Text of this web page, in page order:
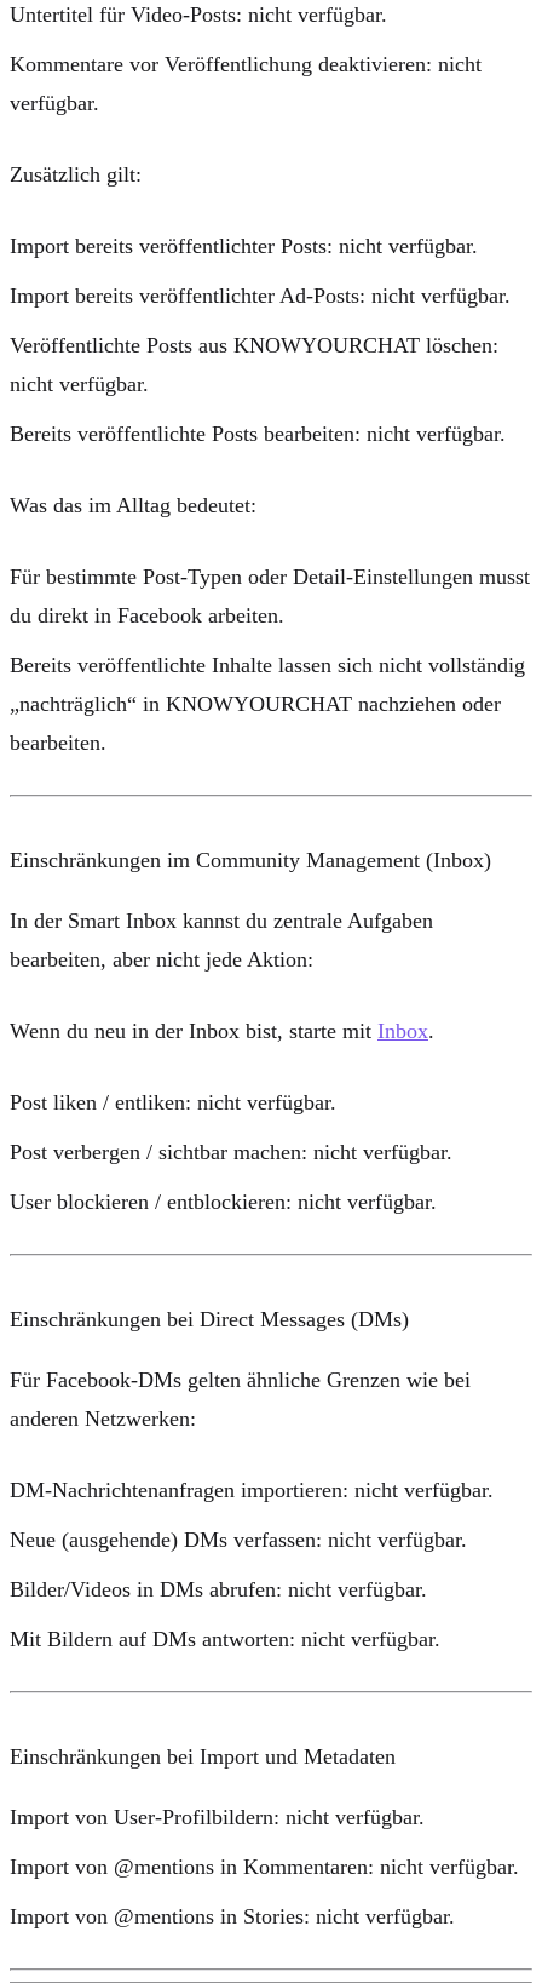
Untertitel für Video-Posts: nicht verfügbar.
Kommentare vor Veröffentlichung deaktivieren: nicht
verfügbar.
Zusätzlich gilt:
Import bereits veröffentlichter Posts: nicht verfügbar.
Import bereits veröffentlichter Ad-Posts: nicht verfügbar.
Veröffentlichte Posts aus KNOWYOURCHAT löschen:
nicht verfügbar.
Bereits veröffentlichte Posts bearbeiten: nicht verfügbar.
Was das im Alltag bedeutet:
Für bestimmte Post-Typen oder Detail-Einstellungen musst
du direkt in Facebook arbeiten.
Bereits veröffentlichte Inhalte lassen sich nicht vollständig
„nachträglich“ in KNOWYOURCHAT nachziehen oder
bearbeiten.
Einschränkungen im Community Management (Inbox)
In der Smart Inbox kannst du zentrale Aufgaben
bearbeiten, aber nicht jede Aktion:
Wenn du neu in der Inbox bist, starte mit Inbox.
Post liken / entliken: nicht verfügbar.
Post verbergen / sichtbar machen: nicht verfügbar.
User blockieren / entblockieren: nicht verfügbar.
Einschränkungen bei Direct Messages (DMs)
Für Facebook-DMs gelten ähnliche Grenzen wie bei
anderen Netzwerken:
DM-Nachrichtenanfragen importieren: nicht verfügbar.
Neue (ausgehende) DMs verfassen: nicht verfügbar.
Bilder/Videos in DMs abrufen: nicht verfügbar.
Mit Bildern auf DMs antworten: nicht verfügbar.
Einschränkungen bei Import und Metadaten
Import von User-Profilbildern: nicht verfügbar.
Import von @mentions in Kommentaren: nicht verfügbar.
Import von @mentions in Stories: nicht verfügbar.